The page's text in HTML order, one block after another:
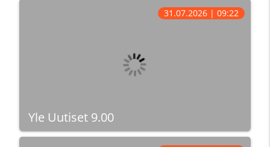
Yle Uutiset 9.00
31.07.2026 | 09:22